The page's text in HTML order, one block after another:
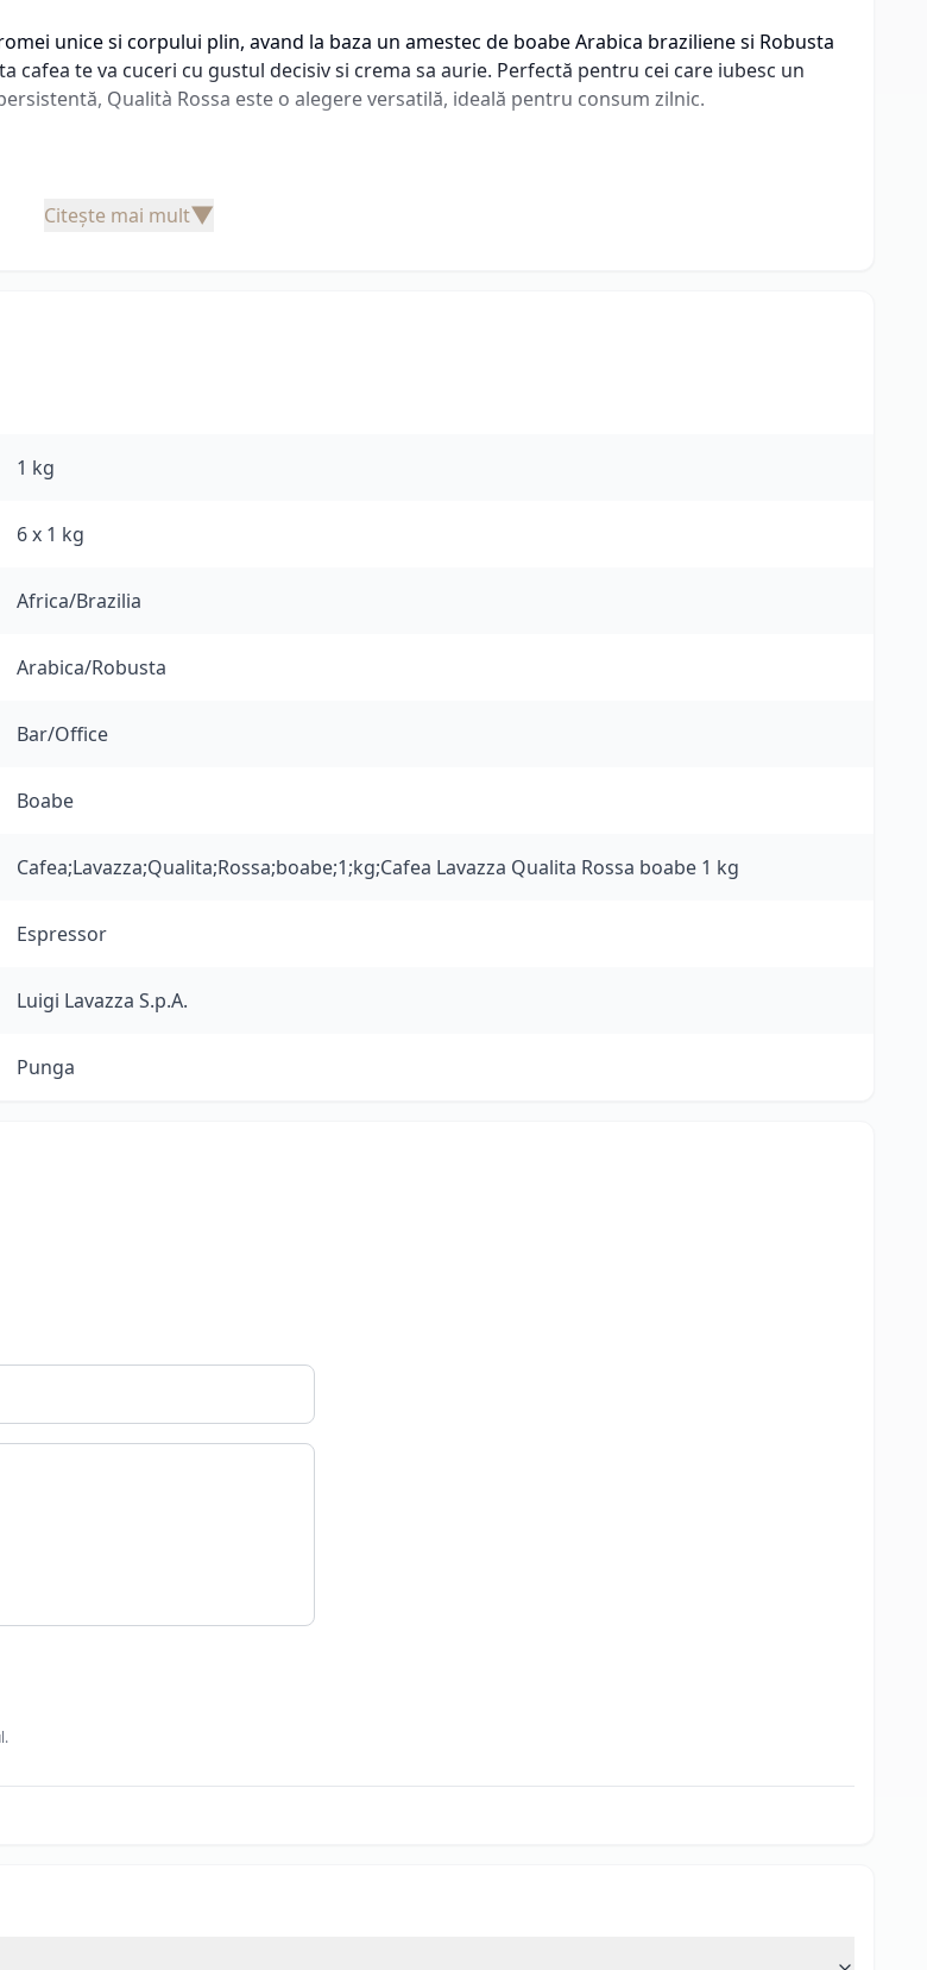
unice si corpului plin, avand la baza un amestec de boabe Arabica braziliene si Robusta
cafea te va cuceri cu gustul decisiv si crema sa aurie. Perfectă pentru cei care iubesc un
Qualità Rossa este o alegere versatilă, ideală pentru consum zilnic.
Citește mai mult▼
1 kg
6 x 1 kg
Africa/Brazilia
Arabica/Robusta
Bar/Office
Boabe
Cafea;Lavazza;Qualita;Rossa;boabe;1;kg;Cafea Lavazza Qualita Rossa boabe 1 kg
Espressor
Luigi Lavazza S.p.A.
Punga